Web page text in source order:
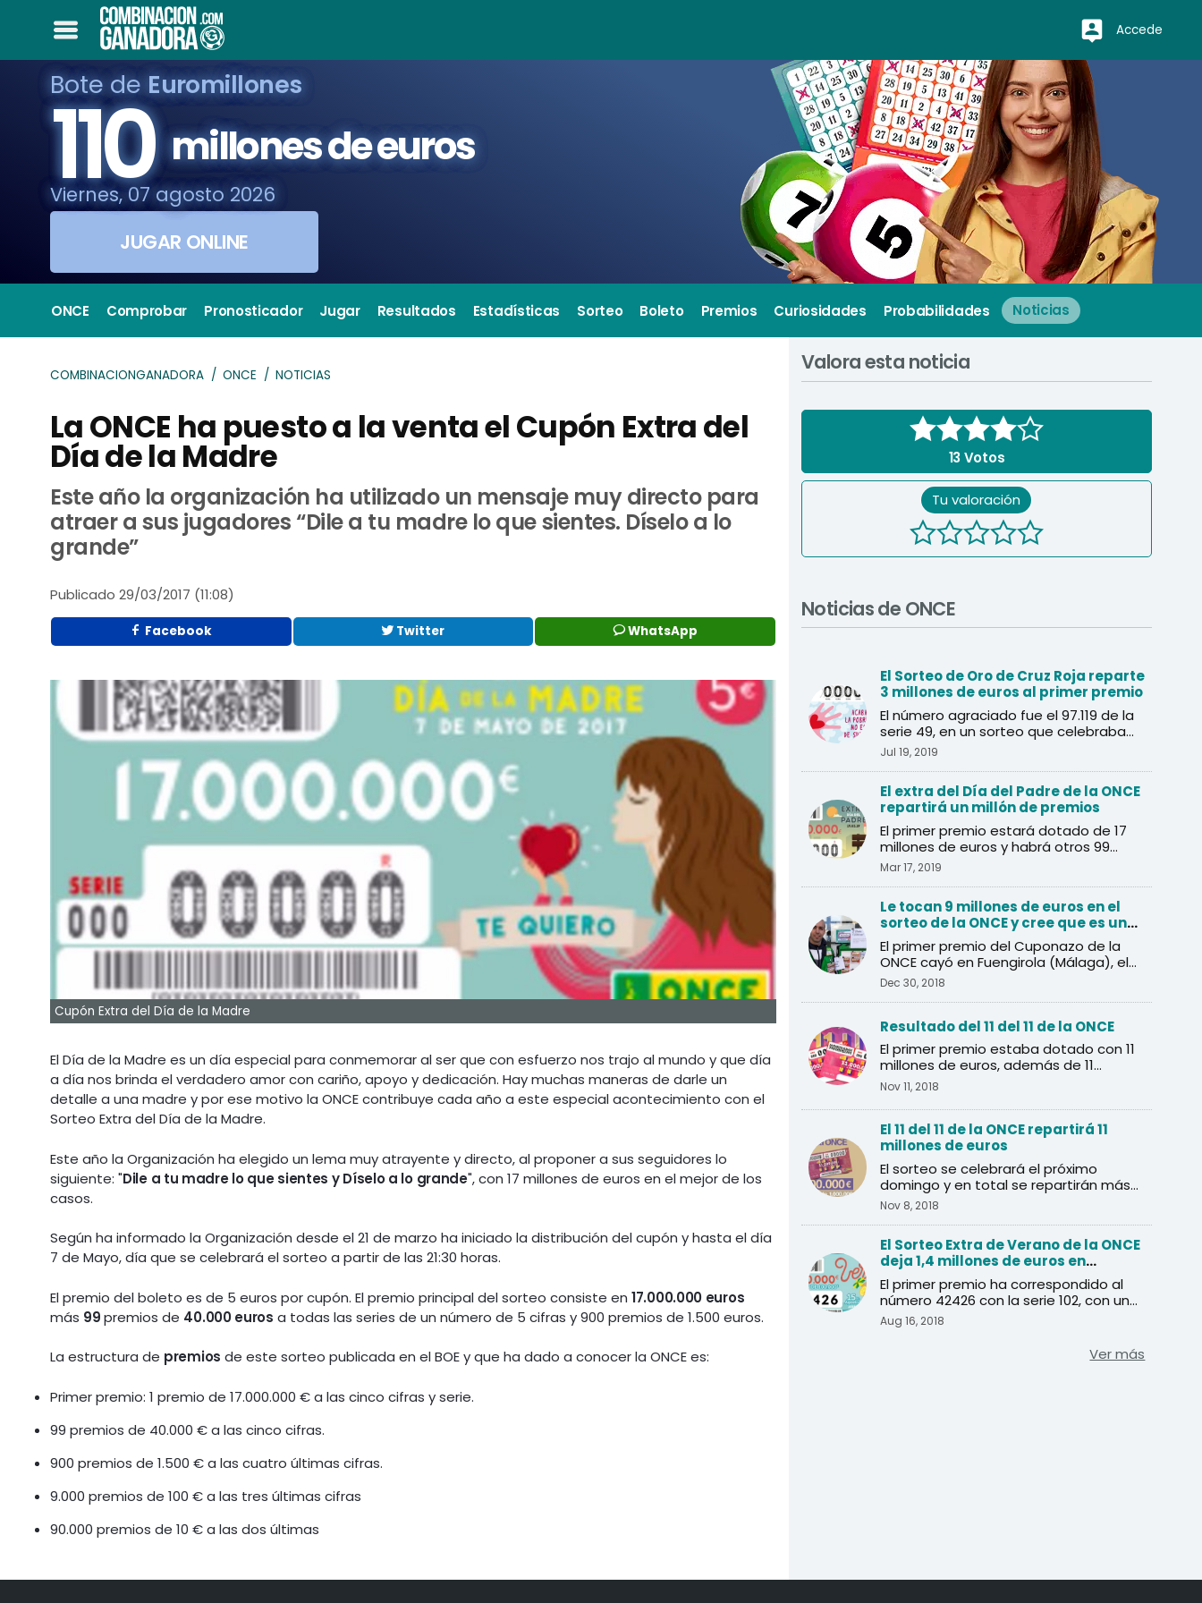
Accede
Bote de Euromillones
110 millones de euros
Viernes, 07 agosto 2026
JUGAR ONLINE
ONCE Comprobar Pronosticador Jugar Resultados Estadísticas Sorteo Boleto Premios Curiosidades Probabilidades Noticias
COMBINACIONGANADORA ONCE NOTICIAS
La ONCE ha puesto a la venta el Cupón Extra del
Día de la Madre
Este año la organización ha utilizado un mensaje muy directo para
atraer a sus jugadores “Dile a tu madre lo que sientes. Díselo a lo
grande”
Publicado 29/03/2017 (11:08)
Facebook Twitter WhatsApp
Cupón Extra del Día de la Madre
El Día de la Madre es un día especial para conmemorar al ser que con esfuerzo nos trajo al mundo y que día
a día nos brinda el verdadero amor con cariño, apoyo y dedicación. Hay muchas maneras de darle un
detalle a una madre y por ese motivo la ONCE contribuye cada año a este especial acontecimiento con el
Sorteo Extra del Día de la Madre.
Este año la Organización ha elegido un lema muy atrayente y directo, al proponer a sus seguidores lo
siguiente: "Dile a tu madre lo que sientes y Díselo a lo grande", con 17 millones de euros en el mejor de los
casos.
Según ha informado la Organización desde el 21 de marzo ha iniciado la distribución del cupón y hasta el día
7 de Mayo, día que se celebrará el sorteo a partir de las 21:30 horas.
El premio del boleto es de 5 euros por cupón. El premio principal del sorteo consiste en17.000.000 euros
más 99premios de 40.000 euros a todas las series de un número de 5 cifras y 900 premios de 1.500 euros.
La estructura de premios de este sorteo publicada en el BOE y que ha dado a conocer la ONCE es:
Primer premio: 1 premio de 17.000.000 € a las cinco cifras y serie.
99 premios de 40.000 € a las cinco cifras.
900 premios de 1.500 € a las cuatro últimas cifras.
9.000 premios de 100 € a las tres últimas cifras
90.000 premios de 10 € a las dos últimas
Valora esta noticia
13Votos
Tu valoración
Noticias de ONCE
El Sorteo de Oro de Cruz Roja reparte
3 millones de euros al primer premio
El número agraciado fue el 97.119 de la
serie 49, en un sorteo que celebraba
sus 40 años.
Jul 19, 2019
El extra del Día del Padre de la ONCE
repartirá un millón de premios
El primer premio estará dotado de 17
millones de euros y habrá otros 99
premios de 40.000 euros.
Mar 17, 2019
Le tocan 9 millones de euros en el
sorteo de la ONCE y cree que es una
inocentada
El primer premio del Cuponazo de la
ONCE cayó en Fuengirola (Málaga), el
Dec 30, 2018
Resultado del 11 del 11 de la ONCE
El primer premio estaba dotado con 11
millones de euros, además de 11
premios de un millón de euros.
Nov 11, 2018
El 11 del 11 de la ONCE repartirá 11
millones de euros
El sorteo se celebrará el próximo
domingo y en total se repartirán más
Nov 8, 2018
El Sorteo Extra de Verano de la ONCE
deja 1,4 millones de euros en
Andalucía
El primer premio ha correspondido al
número 42426 con la serie 102, con una
dotación de 20 millo ...
Aug 16, 2018
Ver más